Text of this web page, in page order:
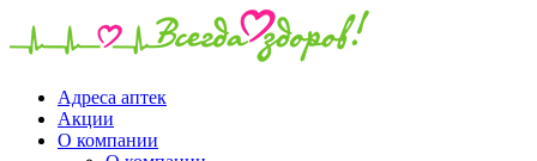
Адреса аптек
Акции
О компании